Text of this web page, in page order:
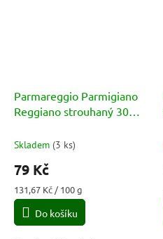
Parmareggio Parmigiano
Reggiano strouhaný 30
Mesi) 60g
Skladem (3 ks)
79 Kč
Měrná
cena:
131,67 Kč / 100 g
Do košíku